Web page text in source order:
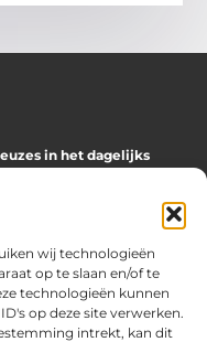
wij technologieën
op te slaan en/of te
technologieën kunnen
op deze site verwerken.
intrekt, kan dit
in het dagelijks
slimme adviezen,
Alles om jou
je dag door te